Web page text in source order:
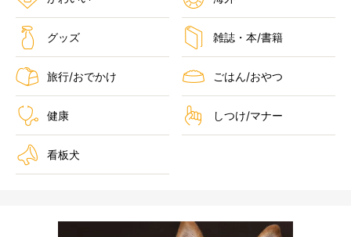
グッズ 雑誌・本/書籍
旅行/おでかけ ごはん/おやつ
健康 しつけ/マナー
看板犬